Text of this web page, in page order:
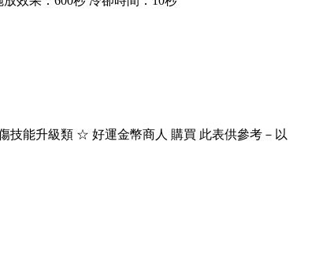
技能升級類 ☆ 好運金幣商人 購買 此表供參考－以